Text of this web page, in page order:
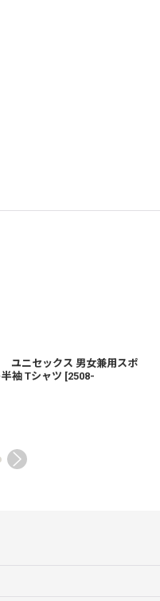
ニセックス 男女兼用スポ
袖 Tシャツ [2508-